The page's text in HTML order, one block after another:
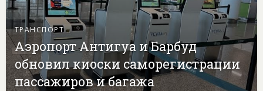
ТРАНСПОРТ
Аэропорт Антигуа и Барбуд
обновил киоски саморегистрации
пассажиров и багажа